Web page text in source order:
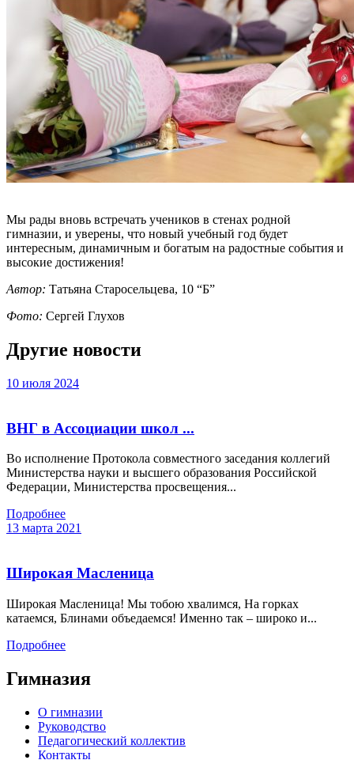
Мы рады вновь встречать учеников в стенах родной
гимназии, и уверены, что новый учебный год будет
интересным, динамичным и богатым на радостные события и
высокие достижения!
Автор: Татьяна Старосельцева, 10 “Б”
Фото: Сергей Глухов
Другие новости
10 июля 2024
ВНГ в Ассоциации школ ...
Во исполнение Протокола совместного заседания коллегий
Министерства науки и высшего образования Российской
Федерации, Министерства просвещения...
Подробнее
13 марта 2021
Широкая Масленица
Широкая Масленица! Мы тобою хвалимся, На горках
катаемся, Блинами объедаемся! Именно так – широко и...
Подробнее
Гимназия
О гимназии
Руководство
Педагогический коллектив
Контакты